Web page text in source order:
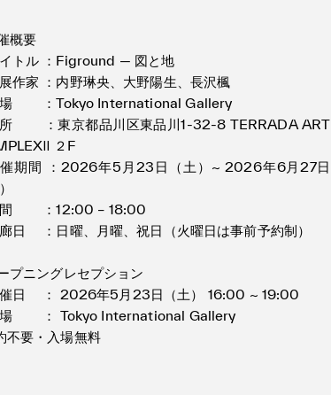
概要
イトル ：Figround — 図と地
展作家 ：内野琳央、大野陽生、長沢楓
場 ：Tokyo International Gallery
所 ：東京都品川区東品川1-32-8 TERRADA ART
２F
催期間 ：2026年5月23日（土）~ 2026年6月27日
間 ：12:00 – 18:00
廊日 ：日曜、月曜、祝日（火曜日は事前予約制）
プニングレセプション
催日 ： 2026年5月23日（土） 16:00 ~ 19:00
場 ： Tokyo International Gallery
不要・入場無料